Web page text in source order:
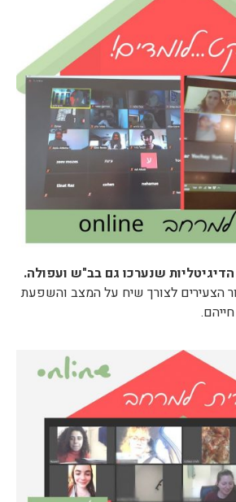
הדיגיטליות שנערכו גם בב"ש ועפולה.
הצעירים לצורך שיח על המצב והשפעת